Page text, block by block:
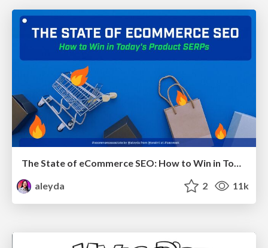
The State of eCommerce SEO: How to Win in Today's Products SERPs - #SEOweek
aleyda
2 11k